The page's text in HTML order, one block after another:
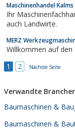
Handwerk!
Maschinenhandel Kalms
Ihr
auch Landwirte.
MERZ
Willkommen auf
1
2 Nächste Seite
Verwandte
Baumaschinen &
Baumaschinen &